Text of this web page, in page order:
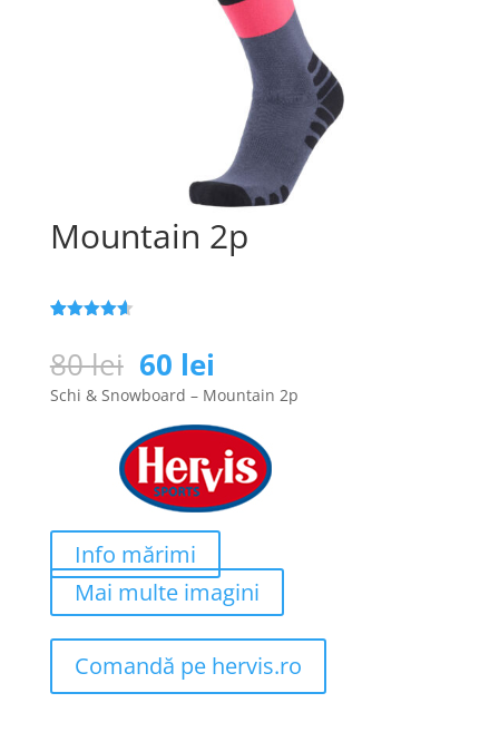
Mountain 2p
pe baza a
de evaluări
de la
80lei Prețul
inițial
a
fost:
80 lei.
60 lei
curent
este:
60 lei.
Schi & Snowboard – Mountain 2p
Info mărimi
Mai multe imagini
Comandă pe hervis.ro